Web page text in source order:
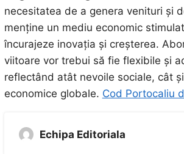
necesitatea de a genera venituri și
menține un mediu economic
încurajeze inovația și creșterea.
viitoare vor trebui să fie flexibile și
reflectând atât nevoile sociale, cât
economice globale. Cod Portocaliu
Echipa Editoriala